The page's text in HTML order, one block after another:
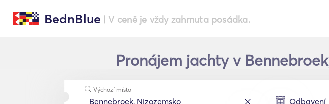
BednBlue | V ceně je vždy zahrnuta posádka.
Pronájem jachty v
Výchozí místo